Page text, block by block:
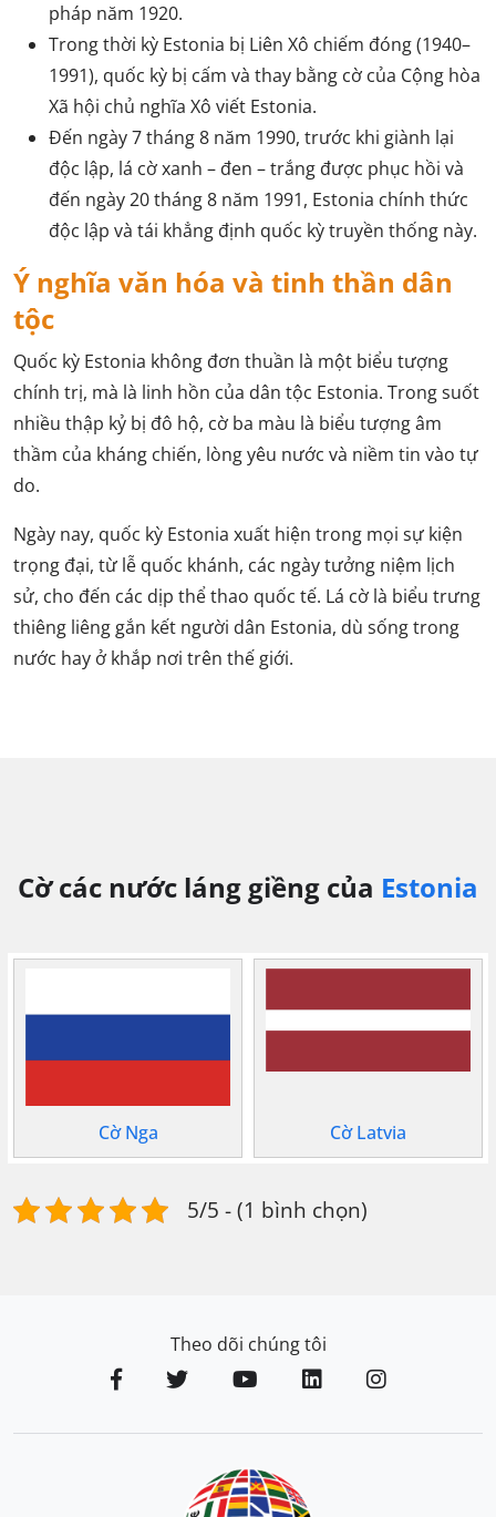
pháp năm 1920.
Trong thời kỳ Estonia bị Liên Xô chiếm đóng (1940–
1991), quốc kỳ bị cấm và thay bằng cờ của Cộng hòa
Xã hội chủ nghĩa Xô viết Estonia.
Đến ngày 7 tháng 8 năm 1990, trước khi giành lại
độc lập, lá cờ xanh – đen – trắng được phục hồi và
đến ngày 20 tháng 8 năm 1991, Estonia chính thức
độc lập và tái khẳng định quốc kỳ truyền thống này.
Ý nghĩa văn hóa và tinh thần dân
tộc
Quốc kỳ Estonia không đơn thuần là một biểu tượng
chính trị, mà là linh hồn của dân tộc Estonia. Trong suốt
nhiều thập kỷ bị đô hộ, cờ ba màu là biểu tượng âm
thầm của kháng chiến, lòng yêu nước và niềm tin vào tự
do.
Ngày nay, quốc kỳ Estonia xuất hiện trong mọi sự kiện
trọng đại, từ lễ quốc khánh, các ngày tưởng niệm lịch
sử, cho đến các dịp thể thao quốc tế. Lá cờ là biểu trưng
thiêng liêng gắn kết người dân Estonia, dù sống trong
nước hay ở khắp nơi trên thế giới.
Cờ các nước láng giềng của Estonia
Cờ Nga Cờ Latvia
5/5 - (1 bình chọn)
Theo dõi chúng tôi